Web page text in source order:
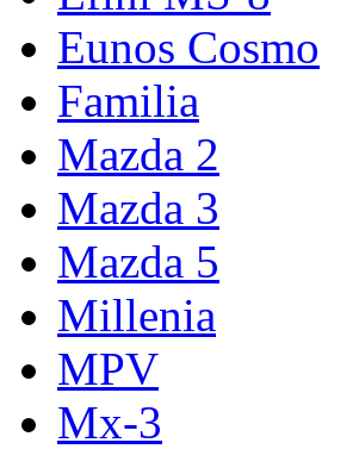
Eunos Cosmo
Familia
Mazda 2
Mazda 3
Mazda 5
Millenia
MPV
Mx-3